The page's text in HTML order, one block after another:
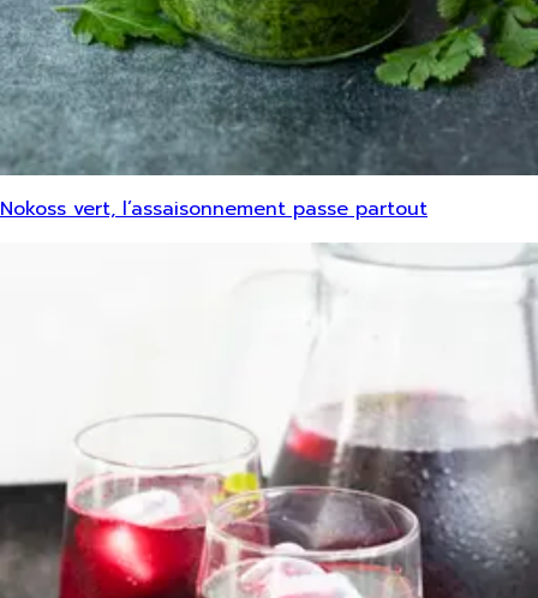
Nokoss vert, l’assaisonnement passe partout